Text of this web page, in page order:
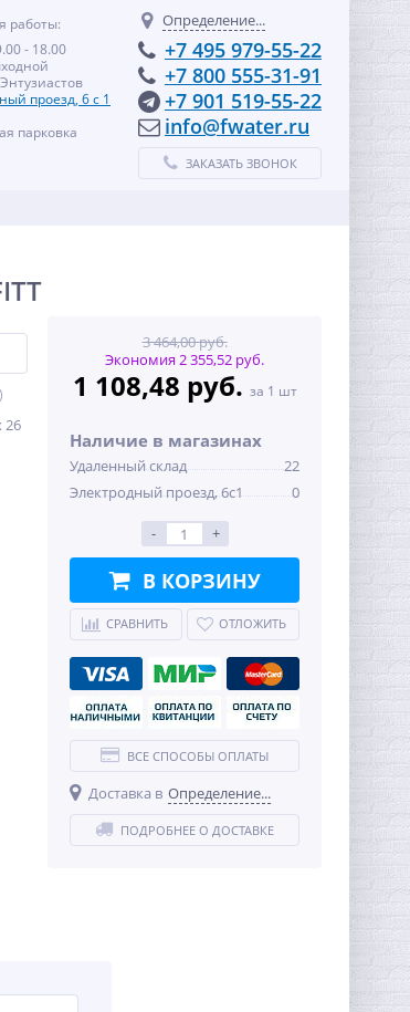
работы:
- 18.00
проезд, 6 с 1
парковка
Определение...
+7 495 979-55-22
+7 800 555-31-91
+7 901 519-55-22
info@fwater.ru
ЗАКАЗАТЬ ЗВОНОК
26
3 464,00 руб.
Экономия 2 355,52 руб.
1 108,48 руб. за 1 шт
Наличие в магазинах
Удаленный склад
22
Электродный проезд, 6с1
0
- +
В КОРЗИНУ
СРАВНИТЬ ОТЛОЖИТЬ
ВСЕ СПОСОБЫ ОПЛАТЫ
Доставка в Определение...
ПОДРОБНЕЕ О ДОСТАВКЕ